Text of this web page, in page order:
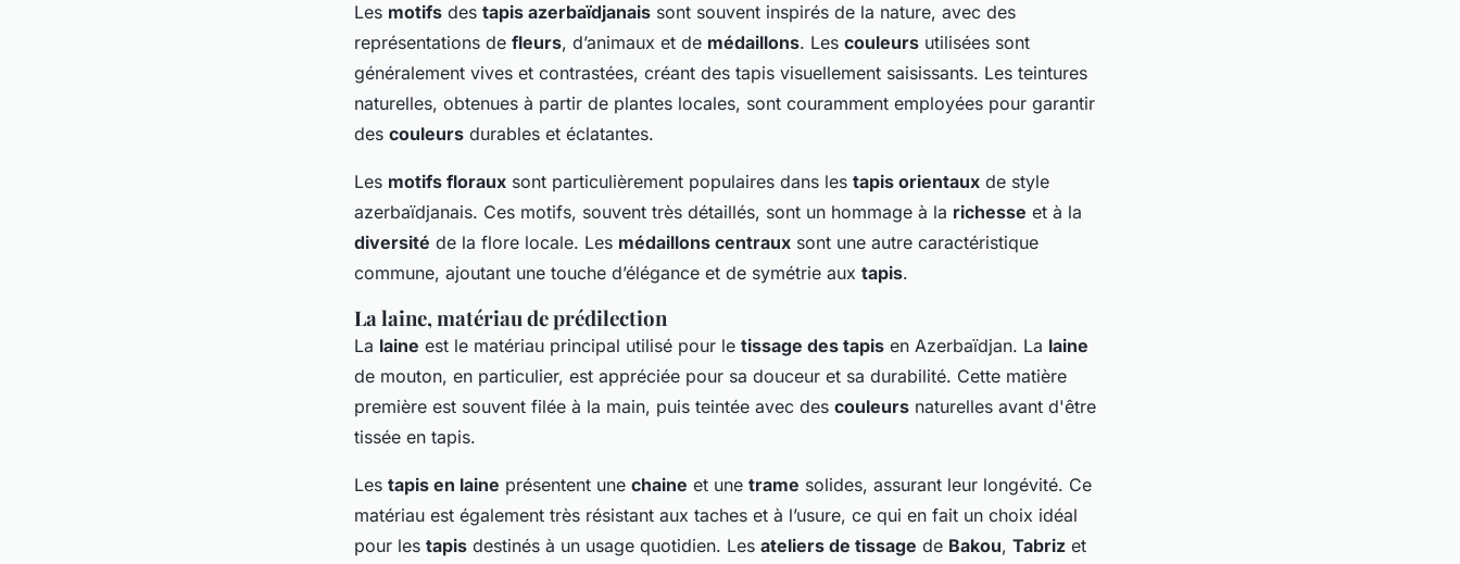
Les motifs des tapis azerbaïdjanais sont souvent inspirés de la nature, avec des
représentations de fleurs, d’animaux et de médaillons. Les couleurs utilisées sont
généralement vives et contrastées, créant des tapis visuellement saisissants. Les teintures
naturelles, obtenues à partir de plantes locales, sont couramment employées pour garantir
des couleurs durables et éclatantes.
Les motifs floraux sont particulièrement populaires dans les tapis orientaux de style
azerbaïdjanais. Ces motifs, souvent très détaillés, sont un hommage à la richesse et à la
diversité de la flore locale. Les médaillons centraux sont une autre caractéristique
commune, ajoutant une touche d’élégance et de symétrie aux tapis.
La laine, matériau de prédilection
La laine est le matériau principal utilisé pour le tissage des tapis en Azerbaïdjan. La laine
de mouton, en particulier, est appréciée pour sa douceur et sa durabilité. Cette matière
première est souvent filée à la main, puis teintée avec des couleurs naturelles avant d'être
tissée en tapis.
Les tapis en laine présentent une chaine et une trame solides, assurant leur longévité. Ce
matériau est également très résistant aux taches et à l’usure, ce qui en fait un choix idéal
pour les tapis destinés à un usage quotidien. Les ateliers de tissage de Bakou, Tabriz et